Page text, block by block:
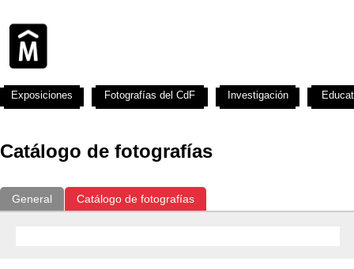
Catálogo de fotografías
General Catálogo de fotografías
Exposiciones Fotografías del CdF Investigación